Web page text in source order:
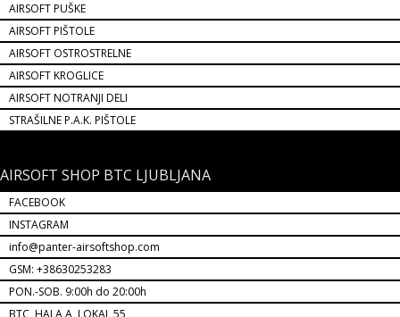
AIRSOFT PUŠKE
AIRSOFT PIŠTOLE
AIRSOFT OSTROSTRELNE
AIRSOFT KROGLICE
AIRSOFT NOTRANJI DELI
STRAŠILNE P.A.K. PIŠTOLE
AIRSOFT SHOP BTC LJUBLJANA
FACEBOOK
INSTAGRAM
info@panter-airsoftshop.com
GSM: +38630253283
PON.-SOB. 9:00h do 20:00h
BTC, HALA A, LOKAL 55